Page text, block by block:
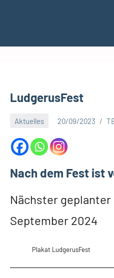
e
l
b
e
r
t
c
t
LudgerusFest
Aktuelles 20/09/2023
Nach dem Fest ist
Nächster geplanter
September 2024
Plakat LudgerusFest